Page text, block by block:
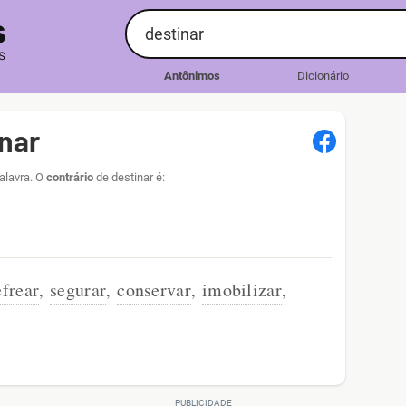
Antônimos Dicionário
O contrário de destinar é:
, segurar, conservar, imobilizar,